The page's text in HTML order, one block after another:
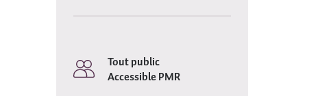
Tout public
Accessible PMR